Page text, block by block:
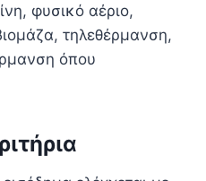
φυσικό αέριο,
τηλεθέρμανση,
όπου